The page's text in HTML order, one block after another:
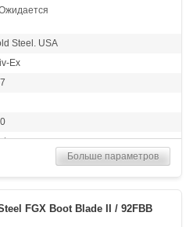
Steel. USA
Ex
Больше параметров
FGX Boot Blade II / 92FBB